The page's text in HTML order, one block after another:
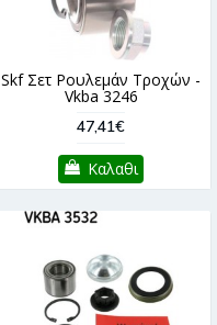
Skf Σετ Ρουλεμάν Τροχών -
Vkba 3246
47,41€
Καλαθι